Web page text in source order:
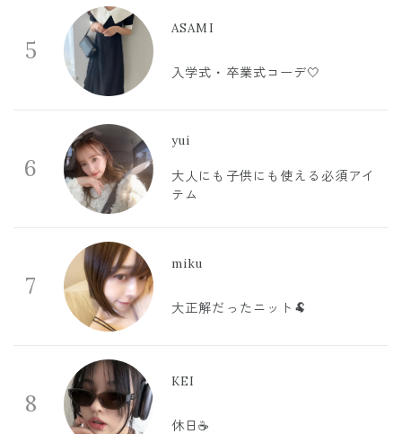
5
ASAMI
入学式・卒業式コーデ🤍
6
yui
大人にも子供にも使える必須アイ
テム
7
miku
大正解だったニット🐏
8
KEI
休日☕️